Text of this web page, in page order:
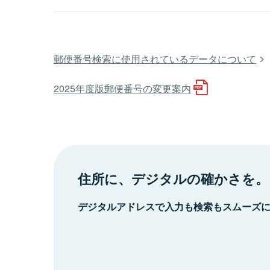
郵便番号検索に使用されているデータについて
2025年度版郵便番号の変更案内
住所に、デジタルの確かさを。
デジタルアドレスで入力も検索もスムーズ